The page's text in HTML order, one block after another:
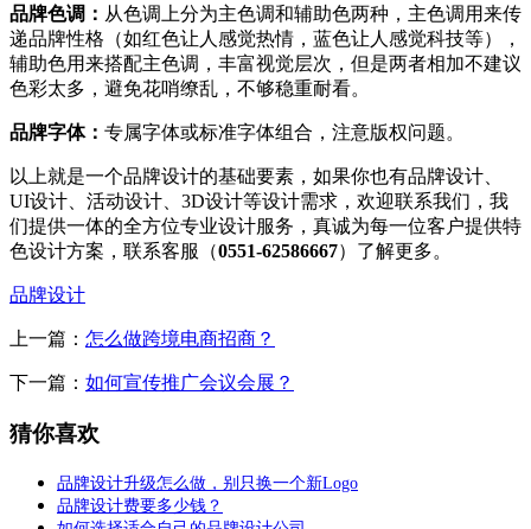
品牌色调： 从色调上分为主色调和辅助色两种，主色调用来传
递品牌性格（如红色让人感觉热情，蓝色让人感觉科技等），
辅助色用来搭配主色调，丰富视觉层次，但是两者相加不建议
色彩太多，避免花哨缭乱，不够稳重耐看。
品牌字体： 专属字体或标准字体组合，注意版权问题。
以上就是一个品牌设计的基础要素，如果你也有品牌设计、
UI设计、活动设计、3D设计等设计需求，欢迎联系我们，我
们提供一体的全方位专业设计服务，真诚为每一位客户提供特
色设计方案，联系客服（0551-62586667）了解更多。
品牌设计
上一篇： 怎么做跨境电商招商？
下一篇： 如何宣传推广会议会展？
猜你喜欢
品牌设计升级怎么做，别只换一个新Logo
品牌设计费要多少钱？